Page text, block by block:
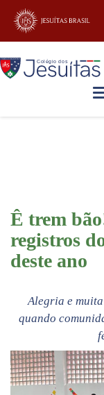
Ê trem
registros
deste ano
Alegria e
quando